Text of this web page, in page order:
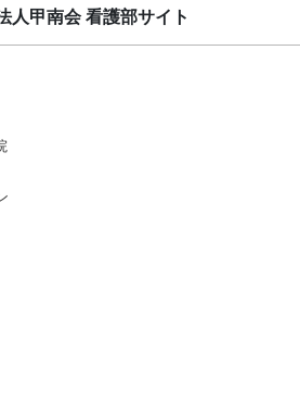
人甲南会 看護部サイト